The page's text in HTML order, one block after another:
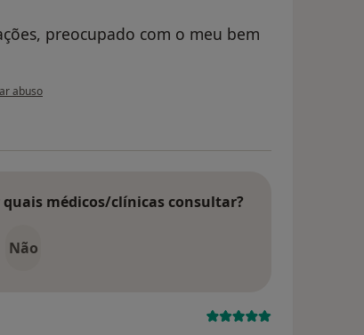
preocupado com o meu bem
do utilizador Filomena Adelino
abuso
médicos/clínicas consultar?
Não